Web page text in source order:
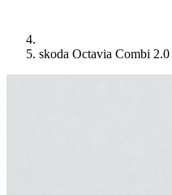
skoda Octavia Combi